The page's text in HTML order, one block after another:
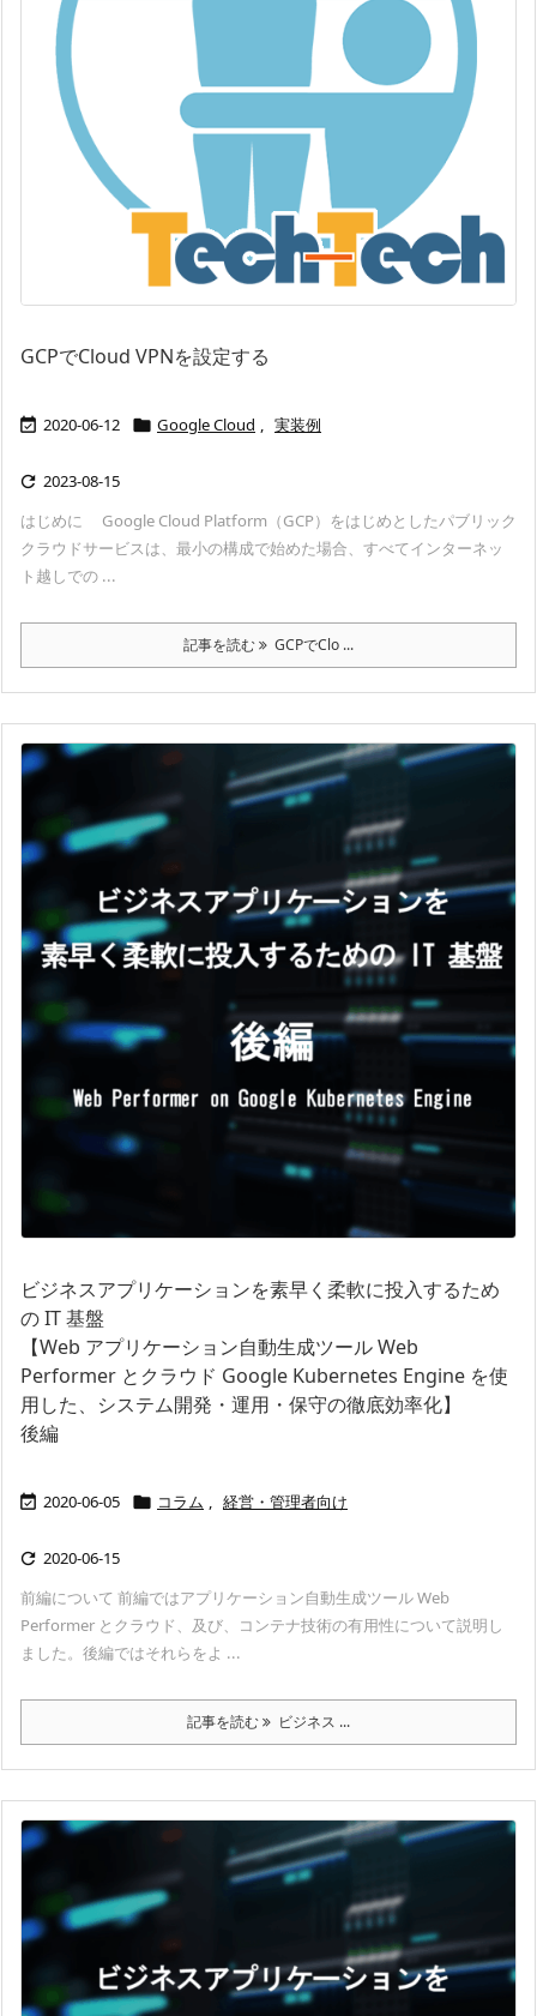
GCPでCloud VPNを設定する
 2020-06-12  Google Cloud 実装例
 2023-08-15
はじめに Google Cloud Platform（GCP）をはじめとしたパブリック
クラウドサービスは、最小の構成で始めた場合、すべてインターネッ
ト越しでの ...
記事を読む GCPでClo ...
ビジネスアプリケーションを素早く柔軟に投入するため
の IT 基盤
【Web アプリケーション自動生成ツール Web
Performer とクラウド Google Kubernetes Engine を使
用した、システム開発・運用・保守の徹底効率化】
後編
 2020-06-05  コラム 経営・管理者向け
 2020-06-15
前編について 前編ではアプリケーション自動生成ツール Web
Performer とクラウド、及び、コンテナ技術の有用性について説明し
ました。後編ではそれらをよ ...
記事を読む ビジネス ...